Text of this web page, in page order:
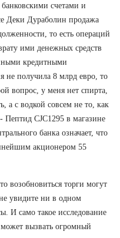
банковскими счетами и
Деки Дураболин продажа
то есть операций
ими денежных средств
кредитными
не получила 8 млрд евро, то
вопрос, у меня нет спирта,
а с водкой совсем не то, как
CJC1295 в магазине
банка означает, что
акционером 55
возобновиться торги могут
увидите ни в одном
И само такое исследование
вызвать огромный